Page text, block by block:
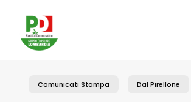
content
Comunicati Stampa Dal Pirellone